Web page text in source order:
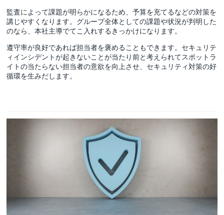
監査によって課題が明らかになるため、予算を充てるなどの対策を
講じやすくなります。グループ全体としての課題や状況が判明した
のなら、本社主導でてこ入れするきっかけになります。
遵守率が良好であれば担当者を褒めることもできます。セキュリテ
ィインシデントが起きないことが当たり前と考えられてスポットラ
イトの当たらない担当者の意欲を向上させ、セキュリティ対策の好
循環を生みだします。